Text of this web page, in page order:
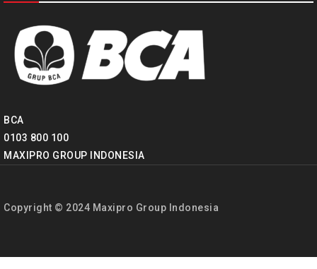
BCA
0103 800 100
MAXIPRO GROUP INDONESIA
Copyright © 2024 Maxipro Group Indonesia